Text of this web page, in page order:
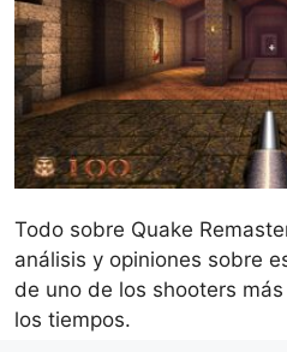
Todo sobre Quake
análisis y opiniones sobre
de uno de los shooters
los tiempos.